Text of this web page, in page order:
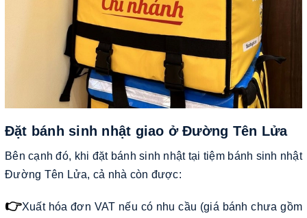
Đặt bánh sinh nhật giao ở Đường Tên Lửa
Bên cạnh đó, khi đặt bánh sinh nhật tại tiệm bánh sinh nhật
Đường Tên Lửa, cả nhà còn được:
👉Xuất hóa đơn VAT nếu có nhu cầu (giá bánh chưa gồm